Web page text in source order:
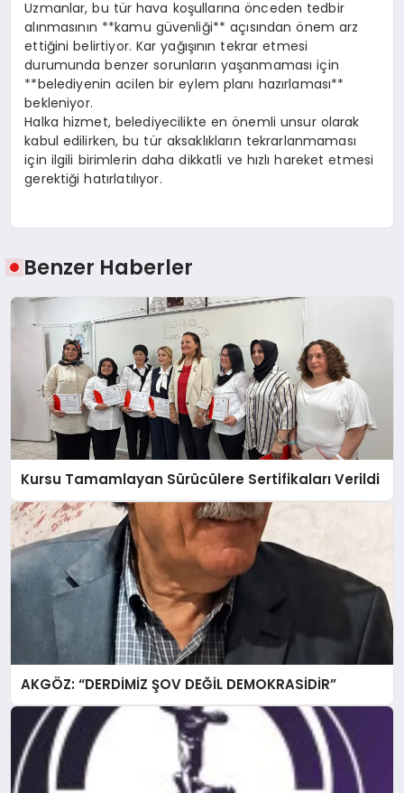
Uzmanlar, bu tür hava koşullarına önceden tedbir
alınmasının **kamu güvenliği** açısından önem arz
ettiğini belirtiyor. Kar yağışının tekrar etmesi
durumunda benzer sorunların yaşanmaması için
**belediyenin acilen bir eylem planı hazırlaması**
bekleniyor.
Halka hizmet, belediyecilikte en önemli unsur olarak
kabul edilirken, bu tür aksaklıkların tekrarlanmaması
için ilgili birimlerin daha dikkatli ve hızlı hareket etmesi
gerektiği hatırlatılıyor.
Benzer Haberler
Kursu Tamamlayan Sürücülere Sertifikaları Verildi
AKGÖZ: “DERDİMİZ ŞOV DEĞİL DEMOKRASİDİR”